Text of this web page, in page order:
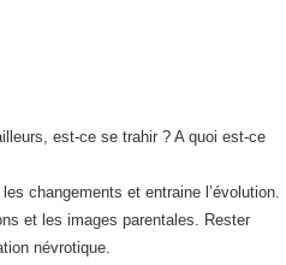
est-ce se trahir ? A quoi est-ce
changements et entraine l’évolution.
et les images parentales. Rester
névrotique.